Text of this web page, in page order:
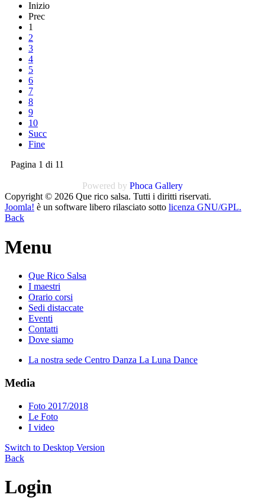
Inizio
Prec
1
2
3
4
5
6
7
8
9
10
Succ
Fine
Pagina 1 di 11
Powered by Phoca Gallery
Copyright © 2026 Que rico salsa. Tutti i diritti riservati.
Joomla! è un software libero rilasciato sotto licenza GNU/GPL.
Back
Menu
Que Rico Salsa
I maestri
Orario corsi
Sedi distaccate
Eventi
Contatti
Dove siamo
La nostra sede Centro Danza La Luna Dance
Media
Foto 2017/2018
Le Foto
I video
Switch to Desktop Version
Back
Login